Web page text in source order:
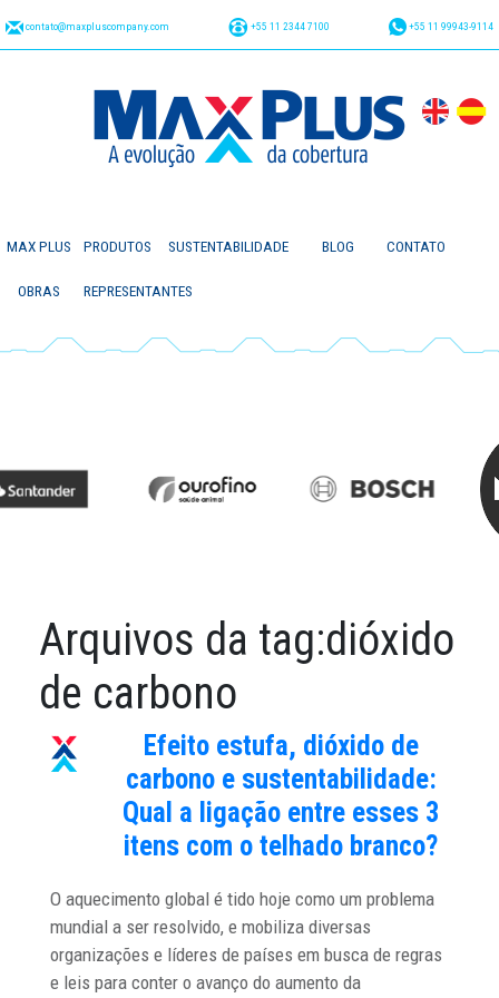
contato@maxpluscompany.com +55 11 2344 7100 +55 11 99943-9114
MAX PLUS PRODUTOS SUSTENTABILIDADE BLOG CONTATO
OBRAS REPRESENTANTES
Arquivos da tag:dióxido
de carbono
Efeito estufa, dióxido de
carbono e sustentabilidade:
Qual a ligação entre esses 3
itens com o telhado branco?
O aquecimento global é tido hoje como um problema
mundial a ser resolvido, e mobiliza diversas
organizações e líderes de países em busca de regras
e leis para conter o avanço do aumento da